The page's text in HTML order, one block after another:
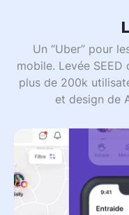
Un “Uber” pour
mobile. Levée
plus de 200k
et design de